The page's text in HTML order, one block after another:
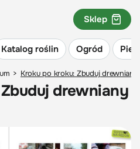
Katalog roślin Ogród
Sklep
> Kroku po kroku: Zbuduj
drewniany